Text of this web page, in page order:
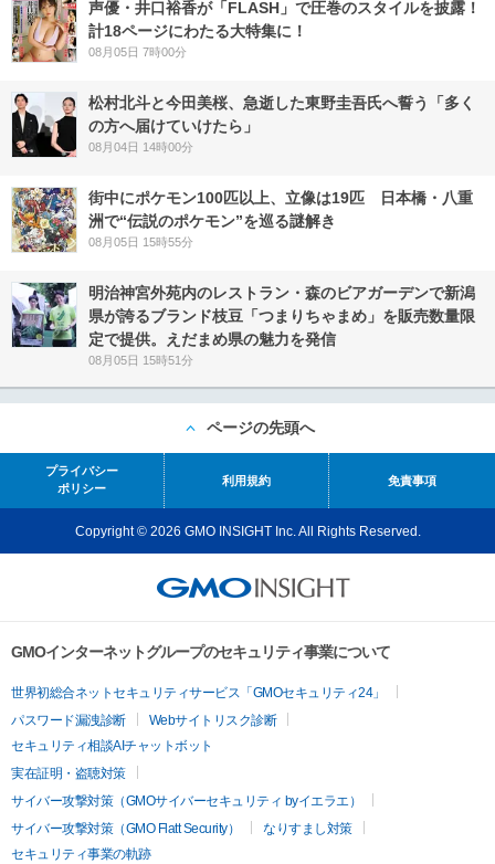
声優・井口裕香が「FLASH」で圧巻のスタイルを披露！
計18ページにわたる大特集に！
08月05日 7時00分
松村北斗と今田美桜、急逝した東野圭吾氏へ誓う「多く
の方へ届けていけたら」
08月04日 14時00分
街中にポケモン100匹以上、立像は19匹 日本橋・八重
洲で“伝説のポケモン”を巡る謎解き
08月05日 15時55分
明治神宮外苑内のレストラン・森のビアガーデンで新潟
県が誇るブランド枝豆「つまりちゃまめ」を販売数量限
定で提供。えだまめ県の魅力を発信
08月05日 15時51分
ページの先頭へ
プライバシー
ポリシー
利用規約 免責事項
Copyright © 2026 GMO INSIGHT Inc. All Rights Reserved.
GMOインターネットグループのセキュリティ事業について
世界初総合ネットセキュリティサービス「GMOセキュリティ24」
パスワード漏洩診断
Webサイトリスク診断
セキュリティ相談AIチャットボット
実在証明・盗聴対策
サイバー攻撃対策（GMOサイバーセキュリティ byイエラエ）
サイバー攻撃対策（GMO Flatt Security）
なりすまし対策
セキュリティ事業の軌跡